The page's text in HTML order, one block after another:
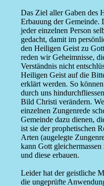
Das Ziel aller Gaben des
Erbauung der Gemeinde.
jeder einzelnen Person
gedacht, damit im
den Heiligen Geist zu
reden wir Geheimnisse,
Verständnis nicht
Heiligen Geist auf die
erklärt werden. So
durch uns
Bild Christi verändern.
einzelnen Zungenrede
Gemeinde dazu dienen,
ist sie der prophetischen
Arten (augelegte
kann Gott
und diese erbauen.
Leider hat der geistliche
die ungeprüfte